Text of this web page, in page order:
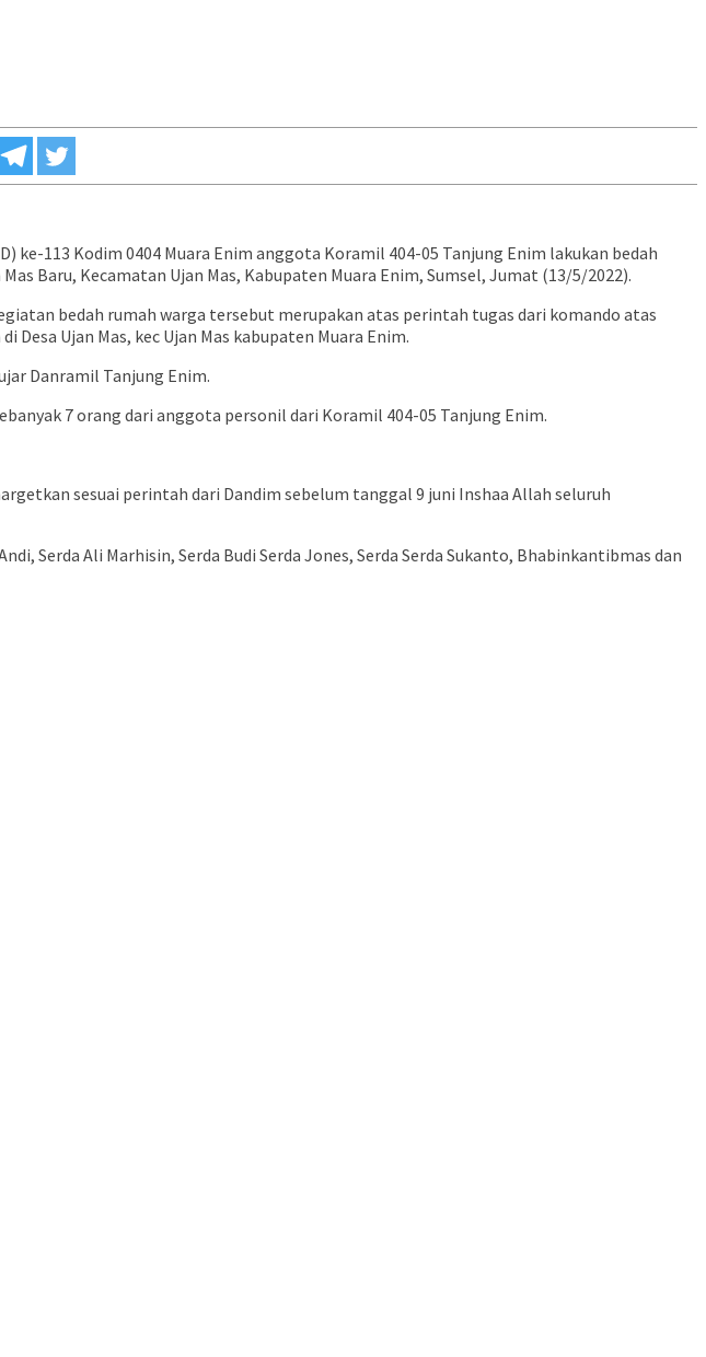
ke-113 Kodim 0404 Muara Enim anggota Koramil 404-05 Tanjung Enim lakukan bedah
Baru, Kecamatan Ujan Mas, Kabupaten Muara Enim, Sumsel, Jumat (13/5/2022).
bedah rumah warga tersebut merupakan atas perintah tugas dari komando atas
Ujan Mas, kec Ujan Mas kabupaten Muara Enim.
Danramil Tanjung Enim.
7 orang dari anggota personil dari Koramil 404-05 Tanjung Enim.
sesuai perintah dari Dandim sebelum tanggal 9 juni Inshaa Allah seluruh
Serda Ali Marhisin, Serda Budi Serda Jones, Serda Serda Sukanto, Bhabinkantibmas dan